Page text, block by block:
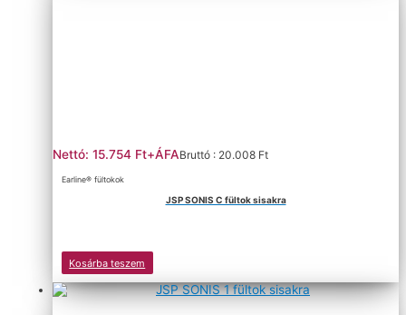
Nettó: 15.754 Ft+ÁFABruttó : 20.008 Ft
Earline® fültokok
JSP SONIS C fültok sisakra
Kosárba teszem